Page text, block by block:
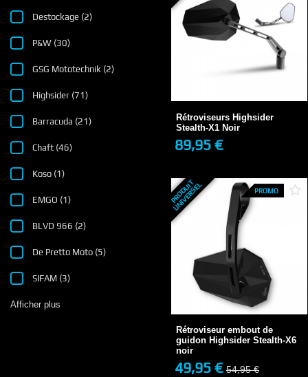
Destockage (2)
P&W (30)
GSG Mototechnik (2)
Highsider (71)
Barracuda (21)
Chaft (46)
Koso (1)
EMGO (1)
BLVD 966 (2)
De Pretto Moto (5)
SIFAM (3)
Afficher plus
Rétroviseurs Highsider
Stealth-X1 Noir
89,95 €
89,95 €
P
R
O
D
U
I
T
U
N
I
V
E
R
S
E
L PROMO
Rétroviseur embout de
guidon Highsider Stealth-X6
noir
49,95 € 54,95 €
Rétroviseur embout de
guidon Highsider...
49,95 € 54,95 €